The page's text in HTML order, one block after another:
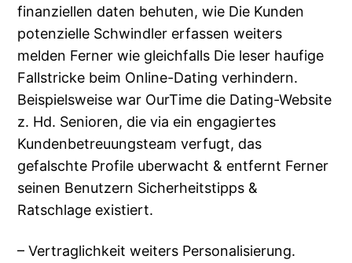
finanziellen daten behuten, wie Die Kunden
potenzielle Schwindler erfassen weiters
melden Ferner wie gleichfalls Die leser haufige
Fallstricke beim Online-Dating verhindern.
Beispielsweise war OurTime die Dating-Website
z. Hd. Senioren, die via ein engagiertes
Kundenbetreuungsteam verfugt, das
gefalschte Profile uberwacht & entfernt Ferner
seinen Benutzern Sicherheitstipps &
Ratschlage existiert.
– Vertraglichkeit weiters Personalisierung.